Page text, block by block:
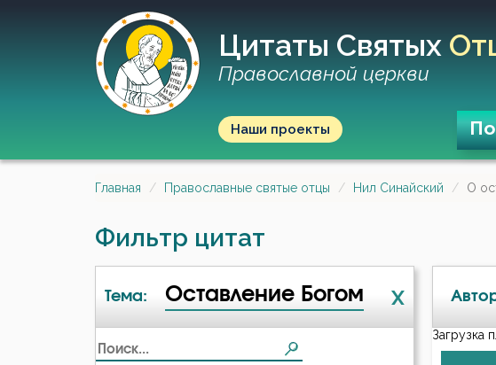
Цитаты Святых
Православной церкви
Наши проекты
Главная Православные святые отцы Нил Синайский О
Фильтр цитат
Тема: Оставление Богом X
А-я
Загрузка